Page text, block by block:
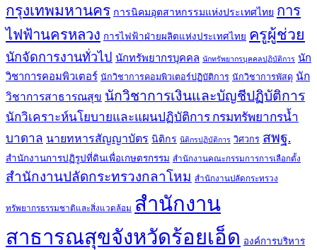
กรุงเทพมหานคร การนิคมอุตสาหกรรมแห่งประเทศไทย การ
ไฟฟ้านครหลวง การไฟฟ้าฝ่ายผลิตแห่งประเทศไทย ครูผู้ช่วย
นักจัดการงานทั่วไป นักทรัพยากรบุคคล นักทรัพยากรบุคคลปฏิบัติการ นัก
วิชาการคอมพิวเตอร์ นักวิชาการคอมพิวเตอร์ปฏิบัติการ นักวิชาการพัสดุ นัก
วิชาการสาธารณสุข นักวิชาการเงินและบัญชีปฏิบัติการ
นักวิเคราะห์นโยบายและแผนปฏิบัติการ กรมทรัพยากรน้ำ
บาดาล นายทหารสัญญาบัตร นิติกร นิติกรปฏิบัติการ วิศวกร สพฐ.
สำนักงานการปฏิรูปที่ดินเพื่อเกษตรกรรม สำนักงานคณะกรรมการการเลือกตั้ง
สำนักงานปลัดกระทรวงกลาโหม สำนักงานปลัดกระทรวง
ทรัพยากรธรรมชาติและสิ่งแวดล้อม สำนักงาน
สาธารณสุขจังหวัดร้อยเอ็ด องค์การบริหาร